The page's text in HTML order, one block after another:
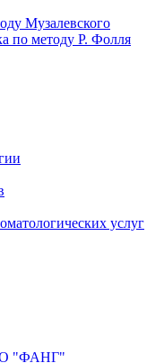
Музалевского
по методу Р. Фолля
услуг
"ФАНГ"